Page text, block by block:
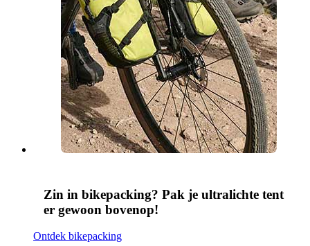
Zin in bikepacking? Pak je ultralichte tent
er gewoon bovenop!
Ontdek bikepacking